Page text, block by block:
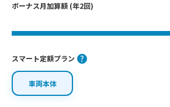
ボーナス月加算額 (年2回)
スマート定額プラン
車両本体